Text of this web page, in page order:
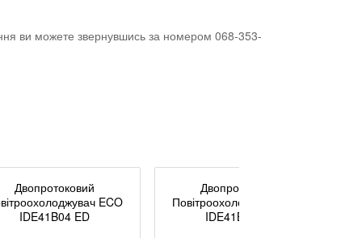
ви можете звернувшись за номером 068-353-
Двопротоковий
ECO
IDE41B04 ED
Двопротоковий
Повітроохолоджувач ECO
IDE41B07 ED